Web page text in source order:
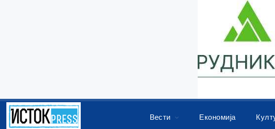
Вести Економија